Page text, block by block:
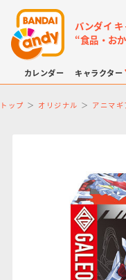
バンダイ
“食品・お
カレンダー キャラクター
LINK TRAVELERS
チョコボックス
トップ オリジナル アニマギ